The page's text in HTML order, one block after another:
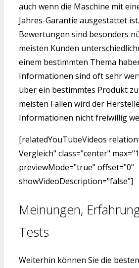
auch wenn die Maschine mit
Jahres-Garantie ausgestattet
Bewertungen sind besonders
meisten Kunden
einem bestimmten Thema
Informationen sind oft sehr
über ein bestimmtes Produkt
meisten Fällen wird der
Informationen nicht freiwillig
[relatedYouTubeVideos
Vergleich" class="center"
previewMode="true" offset="0"
showVideoDescription="false"]
Meinungen,
Tests
Weiterhin können Sie die